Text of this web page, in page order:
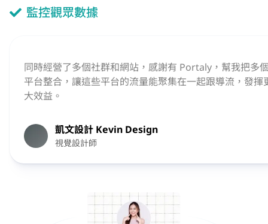
監控觀眾數據
同時經營了多個社群和網站，感謝有 Portaly，幫我把多
平台整合，讓這些平台的流量能聚集在一起跟導流，發揮
大效益。
凱文設計 Kevin Design
視覺設計師